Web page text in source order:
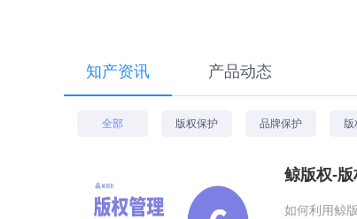
知产资讯 产品动态
全部 版权保护 品牌保护 版
鲸版权-版
如何利用鲸